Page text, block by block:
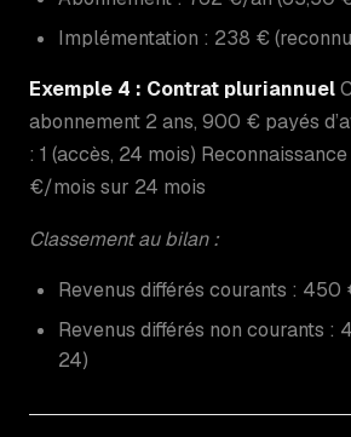
Implémentation : 238 €
Exemple 4 : Contrat pluriannuel
abonnement 2 ans, 900 € payés
: 1 (accès, 24 mois)
€/mois sur 24 mois
Classement au bilan :
Revenus différés courants : 450
Revenus différés non courants :
24)